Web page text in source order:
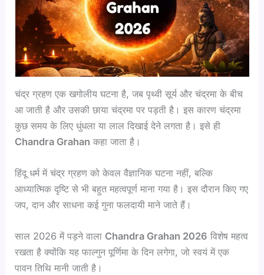
चंद्र ग्रहण एक खगोलीय घटना है, जब पृथ्वी सूर्य और चंद्रमा के बीच
आ जाती है और उसकी छाया चंद्रमा पर पड़ती है। इस कारण चंद्रमा
कुछ समय के लिए धुंधला या लाल दिखाई देने लगता है। इसे ही
Chandra Grahan कहा जाता है।
हिंदू धर्म में चंद्र ग्रहण को केवल वैज्ञानिक घटना नहीं, बल्कि
आध्यात्मिक दृष्टि से भी बहुत महत्वपूर्ण माना गया है। इस दौरान किए गए
जप, दान और साधना कई गुना फलदायी माने जाते हैं।
साल 2026 में पड़ने वाला Chandra Grahan 2026 विशेष महत्व
रखता है क्योंकि यह फाल्गुन पूर्णिमा के दिन लगेगा, जो स्वयं में एक
पावन तिथि मानी जाती है।